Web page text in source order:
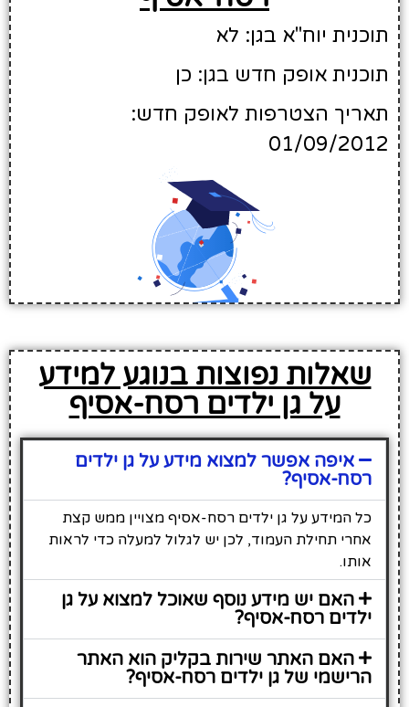
תוכנית יוח"א בגן: לא
תוכנית אופק חדש בגן: כן
תאריך הצטרפות לאופק חדש:
01/09/2012
שאלות נפוצות בנוגע למידע
על גן ילדים רסח-אסיף
איפה אפשר למצוא מידע על גן ילדים
רסח-אסיף?
כל המידע על גן ילדים רסח-אסיף מצויין ממש קצת
אחרי תחילת העמוד, לכן יש לגלול למעלה כדי לראות
אותו.
האם יש מידע נוסף שאוכל למצוא על גן
ילדים רסח-אסיף?
האם האתר שירות בקליק הוא האתר
הרישמי של גן ילדים רסח-אסיף?